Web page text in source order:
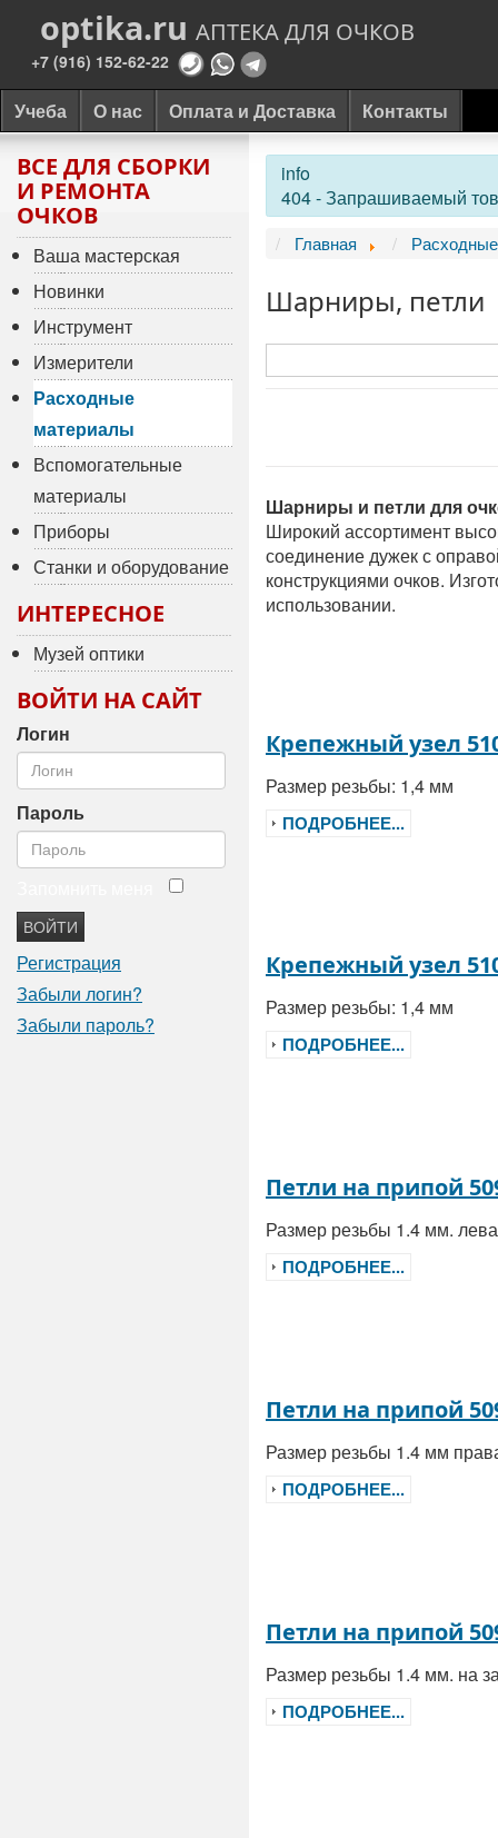
optika.ruАПТЕКА ДЛЯ ОЧКОВ
+7 (916) 152-62-22
Учеба О нас Оплата и Доставка Контакты
ВСЕ ДЛЯ СБОРКИ
И РЕМОНТА
ОЧКОВ
Ваша мастерская
Новинки
Инструмент
Измерители
Расходные
материалы
Вспомогательные
материалы
Приборы
Станки и оборудование
ИНТЕРЕСНОЕ
Музей оптики
ВОЙТИ НА САЙТ
Логин
Пароль
ВОЙТИ
Регистрация
Забыли логин?
Забыли пароль?
info
404 - Запрашиваемый
Главная
Шарниры, петли
Шарниры и петли для
Широкий ассортимент
соединение дужек с
конструкциями очков.
использовании.
Крепежный узел
Размер резьбы: 1,4 мм
ПОДРОБНЕЕ...
Крепежный узел
Размер резьбы: 1,4 мм
ПОДРОБНЕЕ...
Петли на припой
Размер резьбы 1.4 мм.
ПОДРОБНЕЕ...
Петли на припой
Размер резьбы 1.4 мм
ПОДРОБНЕЕ...
Петли на припой
Размер резьбы 1.4 мм. на
ПОДРОБНЕЕ...